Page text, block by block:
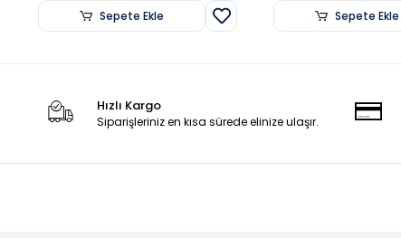
Sepete Ekle Sepete Ekle
Hızlı Kargo
Siparişleriniz en kısa sürede elinize ulaşır.